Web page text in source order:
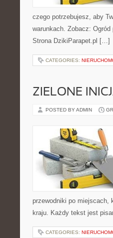
czego potrzebujesz, aby
warunkach. Zobacz:
Strona DzikiParapet.pl […]
CATEGORIES:
ZIELONE
POSTED BY ADMIN
przewodniki po miejscach,
kraju. Każdy tekst jest
CATEGORIES: